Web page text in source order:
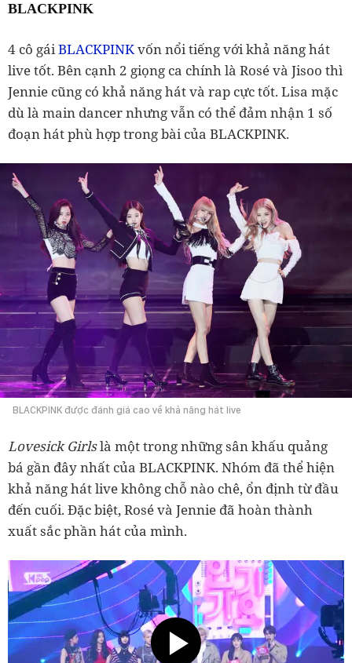
BLACKPINK
4 cô gáiBLACKPINKvốn nổi tiếng với khả năng hát
live tốt. Bên cạnh 2 giọng ca chính là Rosé và Jisoo thì
Jennie cũng có khả năng hát và rap cực tốt. Lisa mặc
dù là main dancer nhưng vẫn có thể đảm nhận 1 số
đoạn hát phù hợp trong bài của BLACKPINK.
BLACKPINK được đánh giá cao về khả năng hát live
Lovesick Girlslà một trong những sân khấu quảng
bá gần đây nhất của BLACKPINK. Nhóm đã thể hiện
khả năng hát live không chỗ nào chê, ổn định từ đầu
đến cuối. Đặc biệt, Rosé và Jennie đã hoàn thành
xuất sắc phần hát của mình.